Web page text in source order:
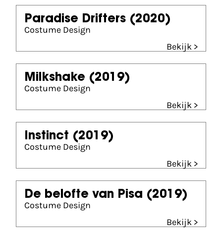
Paradise Drifters (2020)
Costume Design
Bekijk >
Milkshake (2019)
Costume Design
Bekijk >
Instinct (2019)
Costume Design
Bekijk >
De belofte van Pisa (2019)
Costume Design
Bekijk >